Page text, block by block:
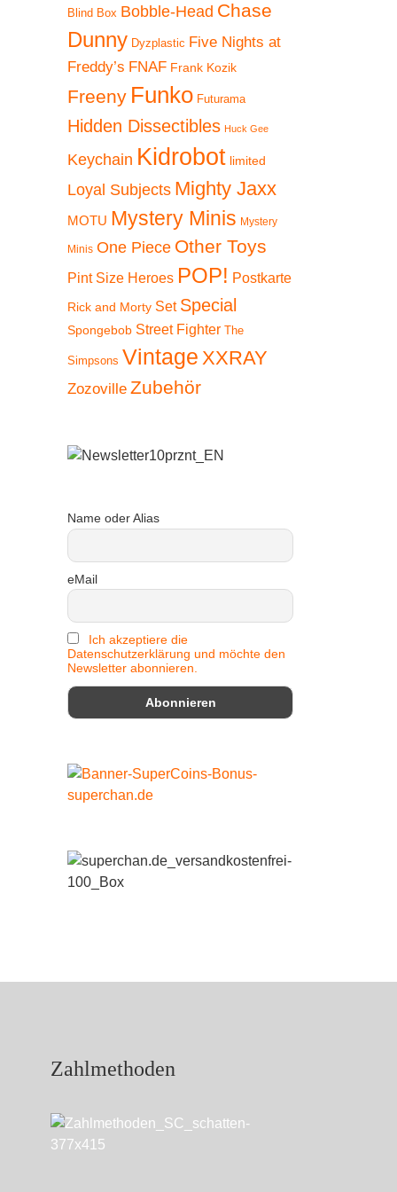
Warenkorb
Blind Box Bobble-Head Chase
Dunny Dyzplastic Five Nights at
Freddy’s FNAF Frank Kozik
Freeny Funko Futurama
Hidden Dissectibles Huck Gee
Keychain Kidrobot limited
Loyal Subjects Mighty Jaxx
MOTU Mystery Minis Mystery
Minis One Piece Other Toys
Pint Size Heroes POP! Postkarte
Rick and Morty Set Special
Spongebob Street Fighter The
Simpsons Vintage XXRAY
Zozoville Zubehör
Name oder Alias
eMail
Ich akzeptiere die
Datenschutzerklärung und möchte den
Newsletter abonnieren.
Zahlmethoden